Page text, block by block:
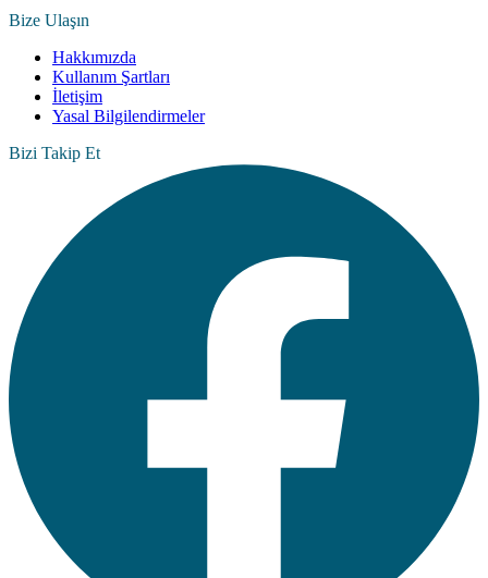
Bize Ulaşın
Hakkımızda
Kullanım Şartları
İletişim
Yasal Bilgilendirmeler
Bizi Takip Et